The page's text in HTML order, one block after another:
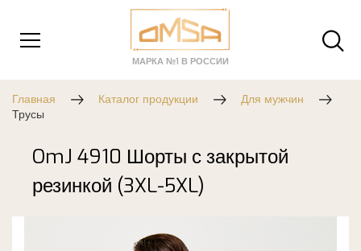
МАРКА №1 В РОССИИ
Главная Каталог продукции
Для мужчин
Трусы
OmJ 4910 Шорты с закрытой
резинкой (3XL-5XL)